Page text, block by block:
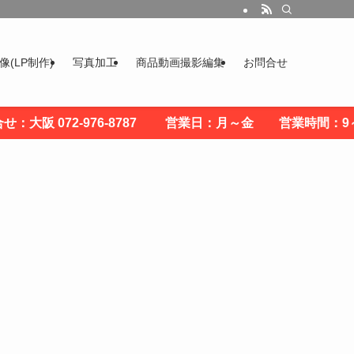
(LP制作) 写真加工 商品動画撮影編集 お問合せ
阪 072-976-8787 営業日：月～金 営業時間：9～18時